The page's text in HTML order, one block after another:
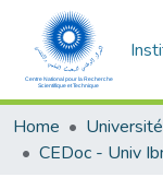
Home
CEDoc - Univ